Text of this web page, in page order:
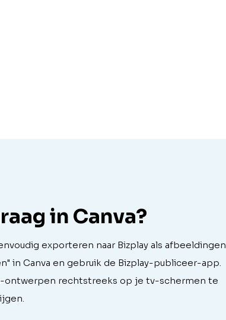
in Canva?
exporteren naar Bizplay als afbeeldingen
in Canva en gebruik de Bizplay-publiceer-app.
ontwerpen rechtstreeks op je tv-schermen te